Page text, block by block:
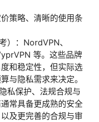
策略、清晰的使用条
）：NordVPN、
等。这些品牌
和稳定性，但实际选
与隐私需求来决定。
私保护、法规合规与
常具备更成熟的安全
及更完善的合规与审